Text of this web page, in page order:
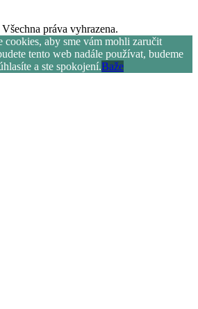
Všechna práva vyhrazena.
cookies, aby sme vám mohli zaručit
tento web nadále používat, budeme
a ste spokojení.Baže